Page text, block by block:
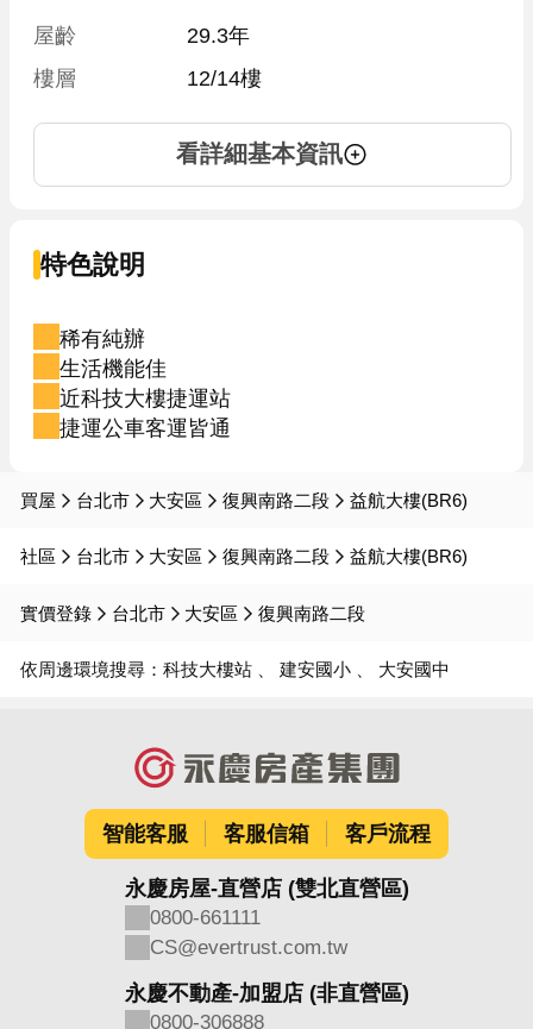
屋齡
29.3年
樓層
12/14樓
看詳細基本資訊
特色說明
稀有純辦
生活機能佳
近科技大樓捷運站
捷運公車客運皆通
買屋 台北市 大安區 復興南路二段 益航大樓(BR6)
社區 台北市 大安區 復興南路二段 益航大樓(BR6)
實價登錄 台北市 大安區 復興南路二段
依周邊環境搜尋： 科技大樓站 建安國小 大安國中
智能客服 客服信箱 客戶流程
永慶房屋-直營店 (雙北直營區)
0800-661111
CS@evertrust.com.tw
永慶不動產-加盟店 (非直營區)
0800-306888